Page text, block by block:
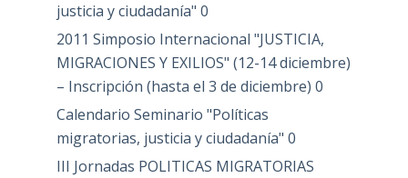
justicia y ciudadanía" 0
2011 Simposio Internacional "JUSTICIA,
MIGRACIONES Y EXILIOS" (12-14 diciembre)
– Inscripción (hasta el 3 de diciembre) 0
Calendario Seminario "Políticas
migratorias, justicia y ciudadanía" 0
III Jornadas POLITICAS MIGRATORIAS